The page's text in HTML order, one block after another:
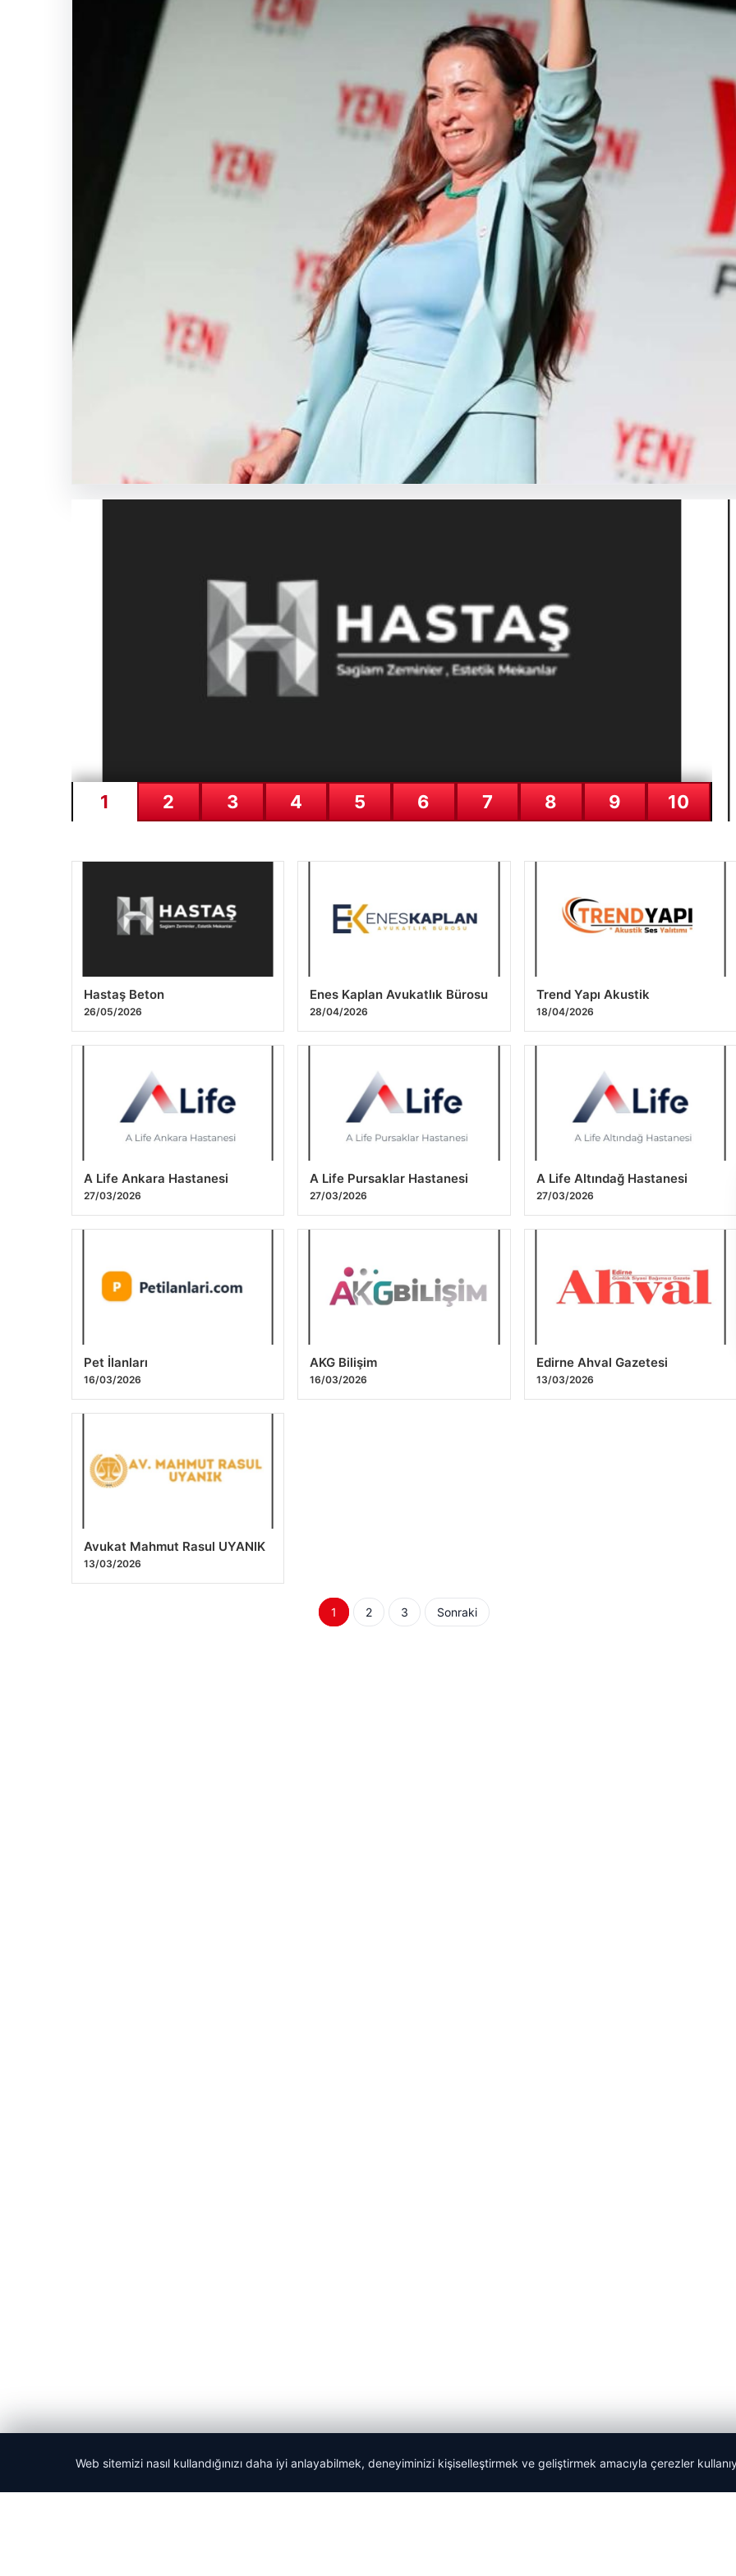
Yeni Parti Manisa İl Başkanı İlksen Özalper Rüşvet
Kapsamında Gözaltına Alındı
Manisa’da devam eden rüşvet soruşturması önemli bir gelişmeyle genişledi. Yeni Parti Manisa İl Başkanı İlksen Özalper,
Bürosu
1 2 3 4 5 6 7 8 9 10
Hastaş Beton
26/05/2026
Enes Kaplan Avukatlık Bürosu
28/04/2026
Trend Yapı Akustik
18/04/2026
A Life Ankara Hastanesi
27/03/2026
A Life Pursaklar Hastanesi
27/03/2026
A Life Altındağ Hastanesi
27/03/2026
Pet İlanları
16/03/2026
AKG Bilişim
16/03/2026
Edirne Ahval Gazetesi
13/03/2026
Avukat Mahmut Rasul UYANIK
13/03/2026
Yazı
1 2 3 Sonraki
Web sitemizi nasıl kullandığınızı daha iyi anlayabilmek, deneyiminizi kişiselleştirmek ve geliştirmek amacıyla çerezler